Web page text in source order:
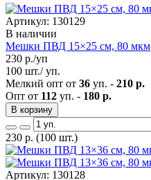
Артикул: 130129
В наличии
Мешки ПВД 15×25 см, 80 мкм
230 р./уп
100 шт./ уп.
Мелкий опт от 36 уп. - 210 р.
Опт от 112 уп. - 180 р.
В корзину
230 р. (100 шт.)
Артикул: 130128